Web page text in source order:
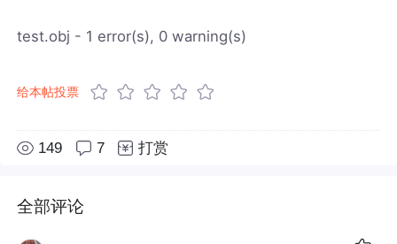
test.obj - 1 error(s), 0 warning(s)
给本帖投票
149 7 打赏
全部评论